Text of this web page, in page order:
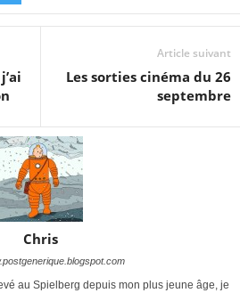
Article suivant
Les sorties cinéma du 26
septembre
Chris
au Spielberg depuis mon plus jeune âge, je